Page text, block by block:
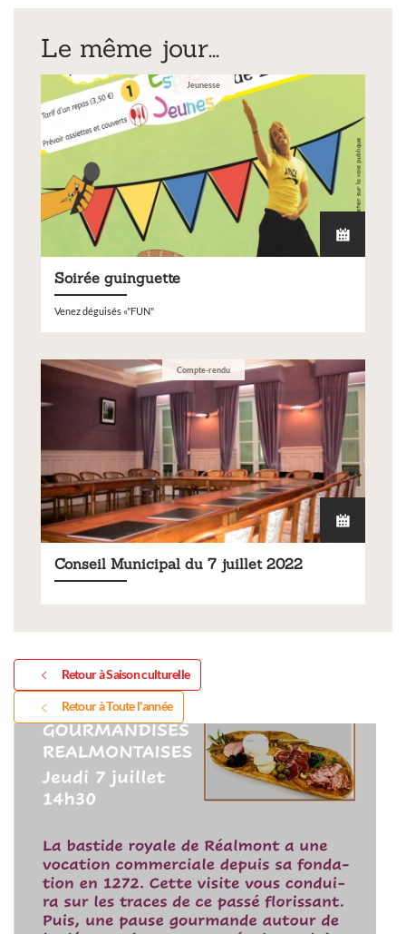
Le même jour...
Jeunesse
Soirée guinguette
Venez déguisés «"FUN"
Compte-rendu
Conseil Municipal du 7 juillet 2022
Retour à Saison culturelle
Retour à Toute l'année